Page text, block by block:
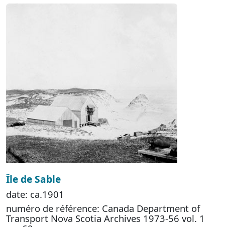
Île de Sable
date: ca.1901
numéro de référence: Canada Department of
Transport Nova Scotia Archives 1973-56 vol. 1